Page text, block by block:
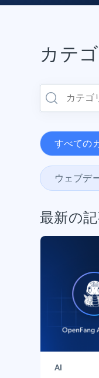
カテ
すべての
ウェブデ
最新の
AI